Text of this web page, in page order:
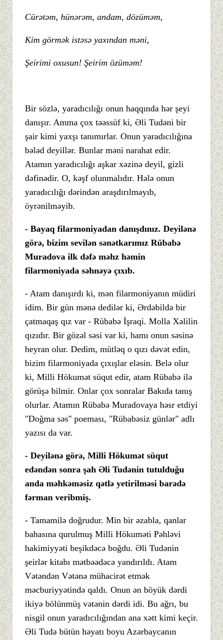
Cürətəm, hünərəm, andam, dözüməm,
Kim görmək istəsə yaxından məni,
Şeirimi oxusun! Şeirim özüməm!
Bir sözlə, yaradıcılığı onun haqqında hər şeyi
danışır. Amma çox təəssüf ki, Əli Tudəni bir
şair kimi yaxşı tanımırlar. Onun yaradıcılığına
bələd deyillər. Bunlar məni narahat edir.
Atamın yaradıcılığı aşkar xəzinə deyil, gizli
dəfinədir. O, kəşf olunmalıdır. Hələ onun
yaradıcılığı dərindən araşdırılmayıb,
öyrənilməyib.
- Bayaq filarmoniyadan danışdınız. Deyilənə
görə, bizim sevilən sənətkarımız Rübabə
Muradova ilk dəfə məhz həmin
filarmoniyada səhnəyə çıxıb.
- Atam danışırdı ki, mən filarmoniyanın müdiri
idim. Bir gün mənə dedilər ki, Ərdəbildə bir
çatmaqaş qız var - Rübabə İşraqi. Molla Xəlilin
qızıdır. Bir gözəl səsi var ki, hamı onun səsinə
heyran olur. Dedim, mütləq o qızı dəvət edin,
bizim filarmoniyada çıxışlar eləsin. Belə olur
ki, Milli Hökumət süqut edir, atam Rübabə ilə
görüşə bilmir. Onlar çox sonralar Bakıda tanış
olurlar. Atamın Rübabə Muradovaya həsr etdiyi
"Doğma səs" poeması, "Rübabəsiz günlər" adlı
yazısı da var.
- Deyilənə görə, Milli Hökumət süqut
edəndən sonra şah Əli Tudənin tutulduğu
anda məhkəməsiz qətlə yetirilməsi barədə
fərman veribmiş.
- Tamamilə doğrudur. Min bir əzabla, qanlar
bahasına qurulmuş Milli Hökuməti Pəhləvi
hakimiyyəti beşikdəcə boğdu. Əli Tudənin
şeirlər kitabı mətbəədəcə yandırıldı. Atam
Vətəndən Vətənə mühacirət etmək
məcburiyyətində qaldı. Onun ən böyük dərdi
ikiyə bölünmüş vətənin dərdi idi. Bu ağrı, bu
nisgil onun yaradıcılığından ana xətt kimi keçir.
Əli Tudə bütün həyatı boyu Azərbaycanın